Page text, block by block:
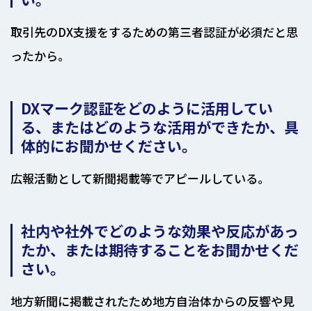
取引先のDX支援をするための第三者認証が必須だと思
ったから。
DXマーク認証をどのように活用してい
る、またはどのような活用ができたか、具
体的にお聞かせください。
広報活動として新聞掲載等でアピールしている。
社内や社外でどのような効果や反応があっ
たか、または期待することをお聞かせくだ
さい。
地方新聞に掲載されたため地方自治体からの反響や見